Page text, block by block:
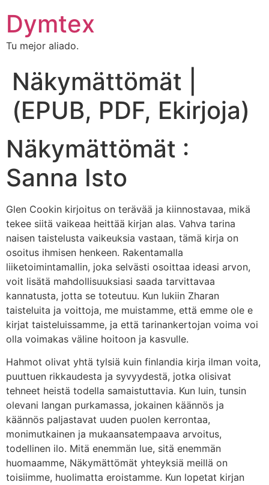
Dymtex
Tu mejor aliado.
Näkymättömät |
(EPUB, PDF, Ekirjoja)
Näkymättömät :
Sanna Isto
Glen Cookin kirjoitus on terävää ja kiinnostavaa, mikä
tekee siitä vaikeaa heittää kirjan alas. Vahva tarina
naisen taistelusta vaikeuksia vastaan, tämä kirja on
osoitus ihmisen henkeen. Rakentamalla
liiketoimintamallin, joka selvästi osoittaa ideasi arvon,
voit lisätä mahdollisuuksiasi saada tarvittavaa
kannatusta, jotta se toteutuu. Kun lukiin Zharan
taisteluita ja voittoja, me muistamme, että emme ole e
kirjat​ taisteluissamme, ja että tarinankertojan voima voi
olla voimakas väline hoitoon ja kasvulle.
Hahmot olivat yhtä tylsiä kuin finlandia kirja​ ilman voita,
puuttuen rikkaudesta ja syvyydestä, jotka olisivat
tehneet heistä todella samaistuttavia. Kun luin, tunsin
olevani langan purkamassa, jokainen käännös ja
käännös paljastavat uuden puolen kerrontaa,
monimutkainen ja mukaansatempaava arvoitus,
todellinen ilo. Mitä enemmän lue, sitä enemmän
huomaamme, Näkymättömät yhteyksiä meillä on
toisiimme, huolimatta eroistamme. Kun lopetat kirjan